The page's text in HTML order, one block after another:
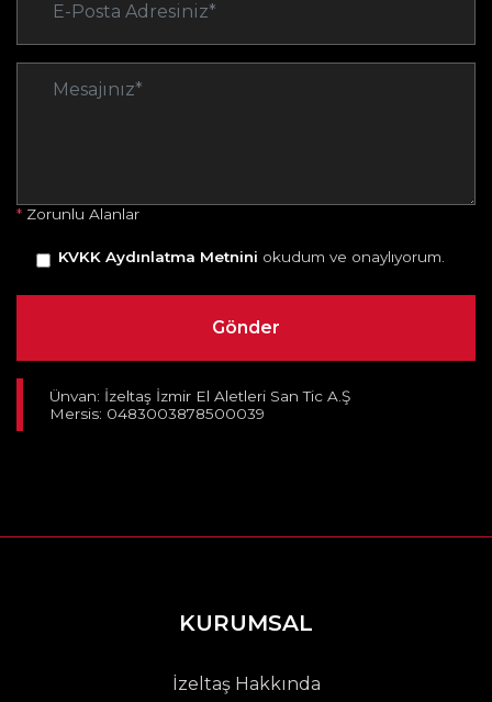
* Zorunlu Alanlar
KVKK Aydınlatma Metnini okudum ve onaylıyorum.
Ünvan: İzeltaş İzmir El Aletleri San Tic A.Ş
Mersis: 0483003878500039
KURUMSAL
İzeltaş Hakkında